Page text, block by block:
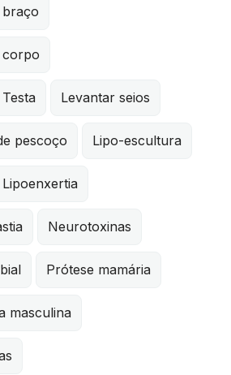
braço
corpo
Levantar seios
pescoço Lipo-escultura
Lipoenxertia
Neurotoxinas
Prótese mamária
masculina